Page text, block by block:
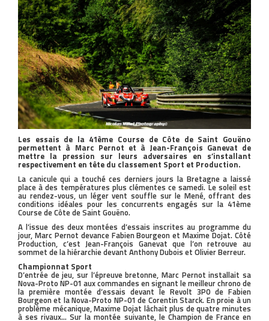
Les essais de la 41ème Course de Côte de Saint Gouëno
permettent à Marc Pernot et à Jean-François Ganevat de
mettre la pression sur leurs adversaires en s’installant
respectivement en tête du classement Sport et Production.
La canicule qui a touché ces derniers jours la Bretagne a laissé
place à des températures plus clémentes ce samedi. Le soleil est
au rendez-vous, un léger vent souffle sur le Mené, offrant des
conditions idéales pour les concurrents engagés sur la 41ème
Course de Côte de Saint Gouëno.
A l’issue des deux montées d’essais inscrites au programme du
jour, Marc Pernot devance Fabien Bourgeon et Maxime Dojat. Côté
Production, c’est Jean-François Ganevat que l’on retrouve au
sommet de la hiérarchie devant Anthony Dubois et Olivier Berreur.
Championnat Sport
D’entrée de jeu, sur l’épreuve bretonne, Marc Pernot installait sa
Nova-Proto NP-01 aux commandes en signant le meilleur chrono de
la première montée d’essais devant le Revolt 3P0 de Fabien
Bourgeon et la Nova-Proto NP-01 de Corentin Starck. En proie à un
problème mécanique, Maxime Dojat lâchait plus de quatre minutes
à ses rivaux… Sur la montée suivante, le Champion de France en